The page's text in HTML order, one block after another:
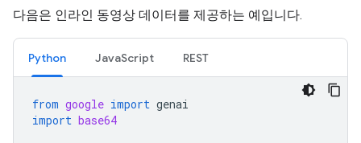
다음은 인라인 동영상 데이터를 제공하는 예입니다.
Python JavaScript REST
from google import genai
import base64